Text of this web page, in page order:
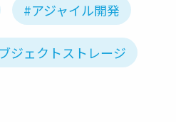
#アジャイル開発
ジェクトストレージ